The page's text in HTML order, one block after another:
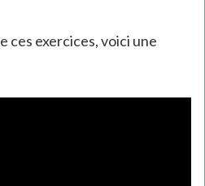
ces exercices, voici une